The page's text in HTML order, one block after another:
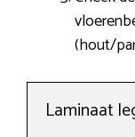
(hout/
Laminaat